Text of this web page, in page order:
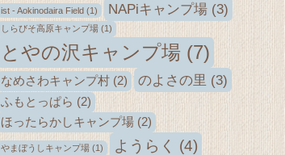
ist - Aokinodaira Field (1) NAPiキャンプ場 (3)
しらびそ高原キャンプ場 (1)
とやの沢キャンプ場 (7)
なめさわキャンプ村 (2) のよさの里 (3)
ふもとっぱら (2)
ほったらかしキャンプ場 (2)
やまぼうしキャンプ場 (1) ようらく (4)